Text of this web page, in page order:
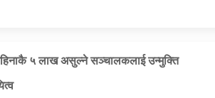
५ लाख असुल्ने सञ्चालकलाई उन्मुक्ति